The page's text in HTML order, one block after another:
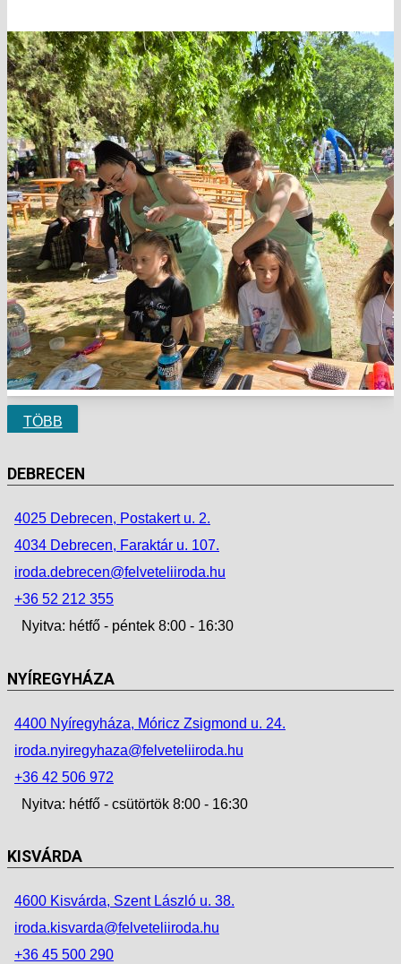
TÖBB
DEBRECEN
4025 Debrecen, Postakert u. 2.
4034 Debrecen, Faraktár u. 107.
iroda.debrecen@felveteliiroda.hu
+36 52 212 355
Nyitva: hétfő - péntek 8:00 - 16:30
NYÍREGYHÁZA
4400 Nyíregyháza, Móricz Zsigmond u. 24.
iroda.nyiregyhaza@felveteliiroda.hu
+36 42 506 972
Nyitva: hétfő - csütörtök 8:00 - 16:30
KISVÁRDA
4600 Kisvárda, Szent László u. 38.
iroda.kisvarda@felveteliiroda.hu
+36 45 500 290